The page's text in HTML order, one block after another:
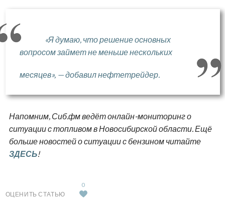
«Я думаю, что решение основных
вопросом займет не меньше нескольких
месяцев», — добавил нефтетрейдер.
Напомним, Сиб.фм ведёт онлайн-мониторинг о
ситуации с топливом в Новосибирской области. Ещё
больше новостей о ситуации с бензином читайте
ЗДЕСЬ!
ОЦЕНИТЬ СТАТЬЮ
0